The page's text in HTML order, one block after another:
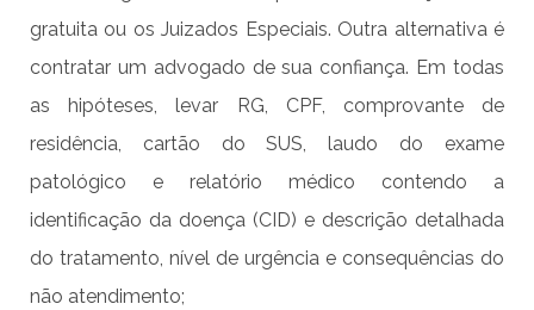
gratuita ou os Juizados Especiais. Outra alternativa é
contratar um advogado de sua confiança. Em todas
as hipóteses, levar RG, CPF, comprovante de
residência, cartão do SUS, laudo do exame
patológico e relatório médico contendo a
identificação da doença (CID) e descrição detalhada
do tratamento, nível de urgência e consequências do
não atendimento;